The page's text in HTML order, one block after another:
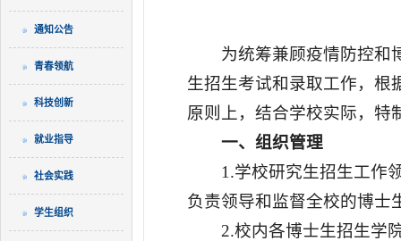
通知公告
青春领航
科技创新
就业指导
社会实践
学生组织
为统筹兼顾疫情防控和
生招生考试和录取工作，根
原则上，结合学校实际，特
一、组织管理
1.学校研究生招生工作
负责领导和监督全校的博士
2.校内各博士生招生学